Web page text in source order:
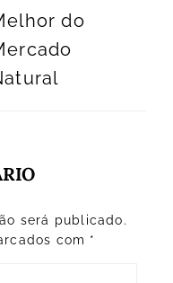
do
será publicado.
com *